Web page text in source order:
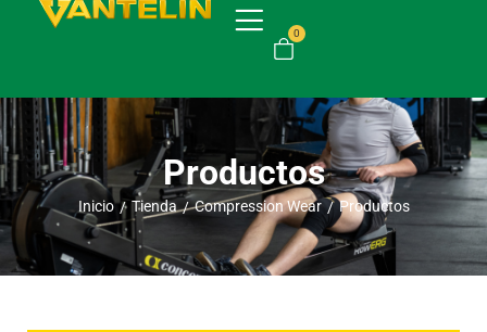
0
Productos
Inicio / Tienda / Compression Wear / Productos